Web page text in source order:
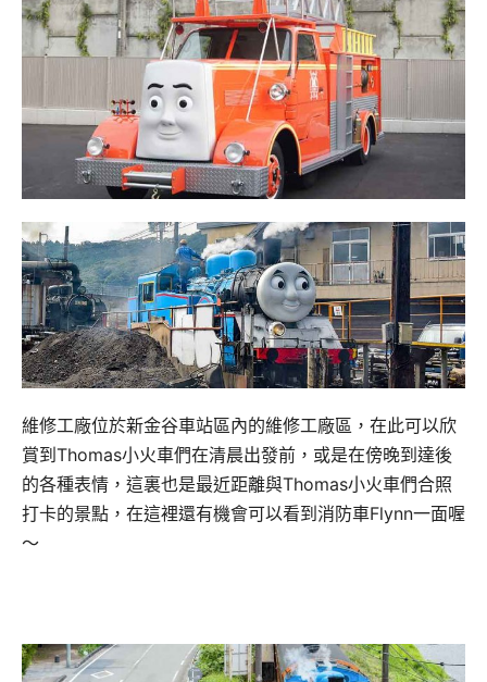
維修工廠位於新金谷車站區內的維修工廠區，在此可以欣
賞到Thomas小火車們在清晨出發前，或是在傍晚到達後
的各種表情，這裏也是最近距離與Thomas小火車們合照
打卡的景點，在這裡還有機會可以看到消防車Flynn一面喔
～